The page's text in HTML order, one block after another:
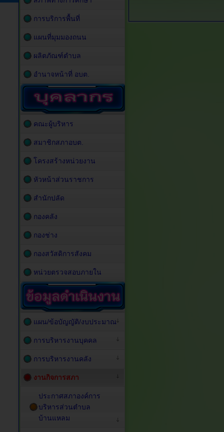
การบริการพื้นที่
แผนที่มุมมองถนน
ผลิตภัณฑ์ตำบล
อำนาจหน้าที่ อบต.
คณะผู้บริหาร
สมาชิกสภาอบต.
โครงสร้างหน่วยงาน
หัวหน้าส่วนราชการ
สำนักปลัด
กองคลัง
กองช่าง
กองสวัสดิการสังคม
หน่วยตรวจสอบภายใน
แผน/ข้อบัญญัติ/งบประมาณ
การบริหารงานบุคคล
การบริหารงานคลัง
งานกิจการสภา
ประกาศสภาองค์การ
บริหารส่วนตำบล
บ้านแหลม